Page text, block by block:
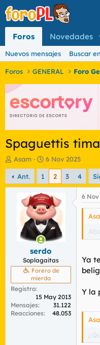
Foros Novedades
Nuevos mensajes Buscar
Foros GENERAL Foro
Spaguettis
I
n
i
c
t
m
Asam
F
e
h
a
d
e
i
n
i
c
i
o
6 Nov 2025
Ant. 1 2 3 4
serdo
Soplagaitas
Forero de
mierda
Registro
15 May 2013
Mensajes
31.122
Reacciones
48.053
6 Nov
Ya
Y la